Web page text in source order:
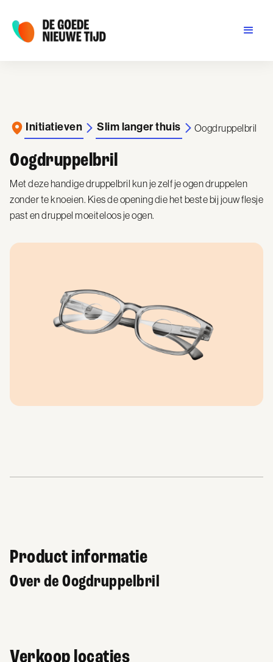
Initiatieven Slim langer thuis Oogdruppelbril
Oogdruppelbril
Met deze handige druppelbril kun je zelf je ogen druppelen
zonder te knoeien. Kies de opening die het beste bij jouw flesje
past en druppel moeiteloos je ogen.
Product informatie
Over de Oogdruppelbril
Verkoop locaties